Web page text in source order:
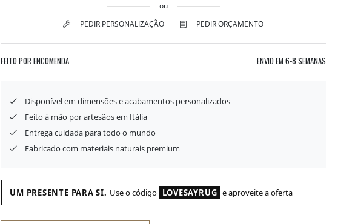
ou
PEDIR PERSONALIZAÇÃO
PEDIR ORÇAMENTO
FEITO POR ENCOMENDA ENVIO EM 6-8 SEMANAS
Disponível em dimensões e acabamentos personalizados
Feito à mão por artesãos em Itália
Entrega cuidada para todo o mundo
Fabricado com materiais naturais premium
UM PRESENTE PARA SI. Use o código LOVESAYRUG e aproveite a oferta